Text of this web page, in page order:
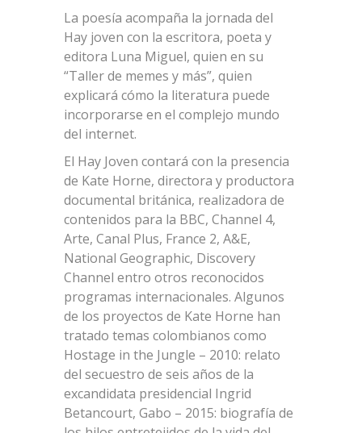
La poesía acompaña la jornada del
Hay joven con la escritora, poeta y
editora Luna Miguel, quien en su
“Taller de memes y más”, quien
explicará cómo la literatura puede
incorporarse en el complejo mundo
del internet.
El Hay Joven contará con la presencia
de Kate Horne, directora y productora
documental británica, realizadora de
contenidos para la BBC, Channel 4,
Arte, Canal Plus, France 2, A&E,
National Geographic, Discovery
Channel entro otros reconocidos
programas internacionales. Algunos
de los proyectos de Kate Horne han
tratado temas colombianos como
Hostage in the Jungle – 2010: relato
del secuestro de seis años de la
excandidata presidencial Ingrid
Betancourt, Gabo – 2015: biografía de